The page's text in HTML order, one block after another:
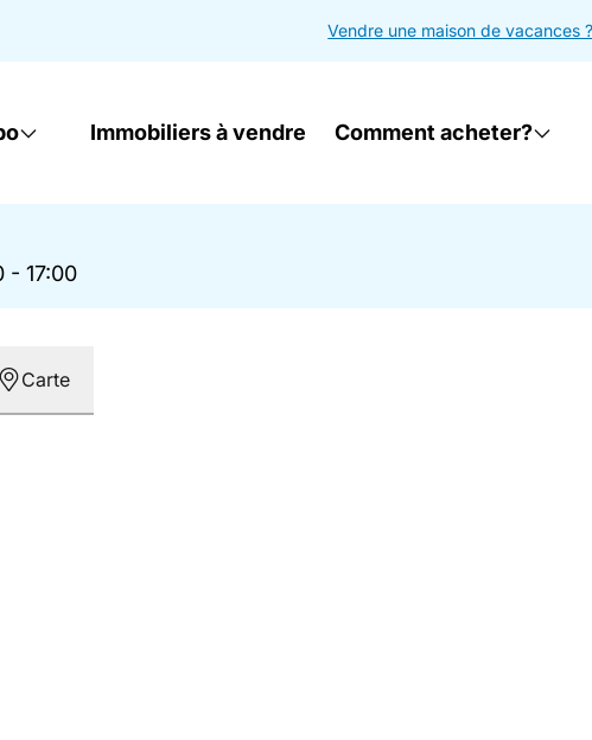
Vendre une maison de vacances ?
Immobiliers à vendre Comment acheter?
- 17:00
Carte